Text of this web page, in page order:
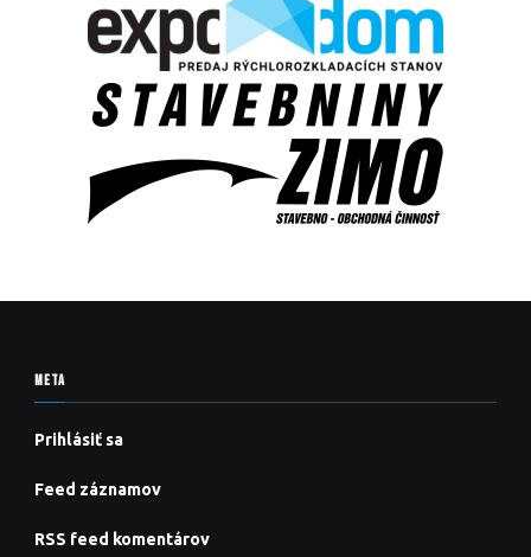
META
Prihlásiť sa
Feed záznamov
RSS feed komentárov